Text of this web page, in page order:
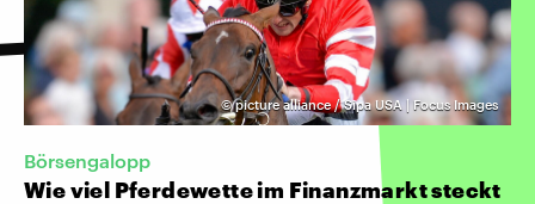
©picture alliance / Sipa USA | Focus Images
Börsengalopp
Wie viel Pferdewette im Finanzmarkt steckt